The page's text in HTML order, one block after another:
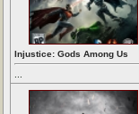
Injustice: Gods Among Us